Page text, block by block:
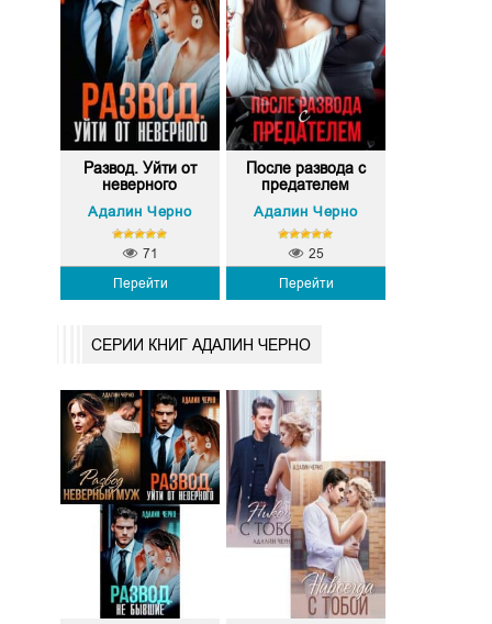
Развод. Уйти от
неверного
Адалин Черно
Перейти
71
После развода с
предателем
Адалин Черно
Перейти
25
СЕРИИ КНИГ АДАЛИН ЧЕРНО